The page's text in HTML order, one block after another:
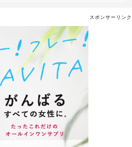
スポンサーリンク